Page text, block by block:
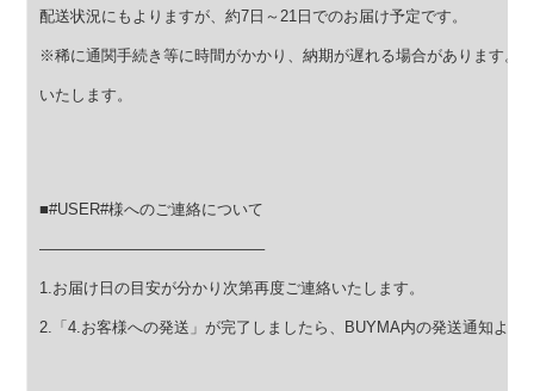
配送状況にもよりますが、約7日～21日でのお届け予定です。
※稀に通関手続き等に時間がかかり、納期が遅れる場合があります。
いたします。
■#USER#様へのご連絡について
——————————————–
1.お届け日の目安が分かり次第再度ご連絡いたします。
2.「4.お客様への発送」が完了しましたら、BUYMA内の発送通知より